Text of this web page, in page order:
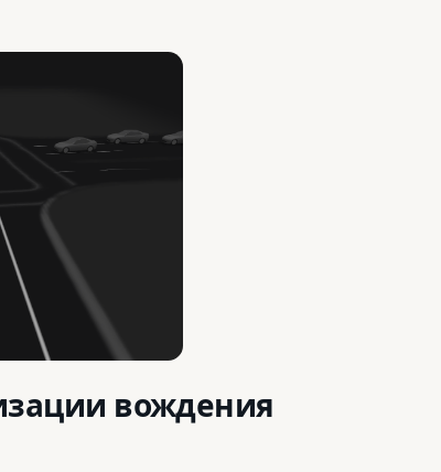
вождения